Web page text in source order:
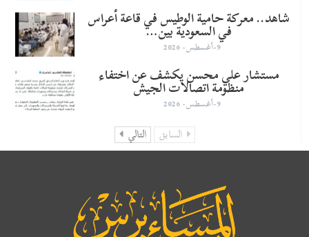
شاهد.. معركة حامية الوطيس في قاعة أعراس
في السعودية بين…
9-أغسطس- 2026
مستشار علي محسن يكشف عن اختفاء
منظومة اتصالات الجيش
9-أغسطس- 2026
السابق التالي